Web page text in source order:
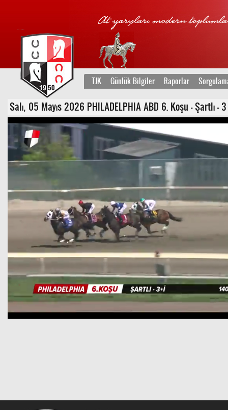
TJK Günlük Bilgiler Raporlar
Salı, 05 Mayıs 2026 PHILADELPHIA ABD 6. Koşu - Şartlı -